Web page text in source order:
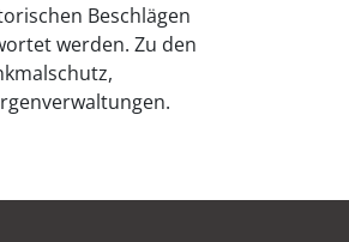
Beschlägen
werden. Zu den